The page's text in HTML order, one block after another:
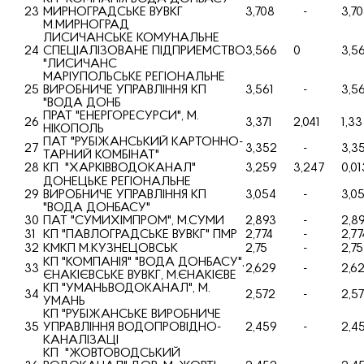
23 МИРНОГРАДСЬКЕ ВУВКГ
М.МИРНОГРАД
3,708 -
24
ЛИСИЧАНСЬКЕ КОМУНАЛЬНЕ
СПЕЦIАЛIЗОВАНЕ ПIДПРИЕМСТВО
"ЛИСИЧАНС
3,566 0
25
МАРIУПОЛЬСЬКЕ РЕГIОНАЛЬНЕ
ВИРОБНИЧЕ УПРАВЛIННЯ КП
"ВОДА ДОНБ
3,561 -
26
ПРАТ "ЕНЕРГОРЕСУРСИ", М.
НIКОПОЛЬ
3,371 2,041
1,33
27
ПАТ "РУБIЖАНСЬКИЙ КАРТОННО-
ТАРНИЙ КОМБIНАТ"
3,352 -
28 КП "ХАРКIВВОДОКАНАЛ" 3,259 3,247
29
ДОНЕЦЬКЕ РЕГIОНАЛЬНЕ
ВИРОБНИЧЕ УПРАВЛIННЯ КП
"ВОДА ДОНБАСУ"
3,054 -
30
ПАТ "СУМИХIМПРОМ", М.СУМИ 2,893 -
31
КП "ПАВЛОГРАДСЬКЕ ВУВКГ" ПМР 2,774 -
32 КМКП М.КУЗНЕЦОВСЬК 2,75 -
2,75
33 КП "КОМПАНIЯ" "ВОДА ДОНБАСУ",
ЄНАКIЄВСЬКЕ ВУВКГ, М.ЄНАКIЄВЕ
2,629 -
34 КП "УМАНЬВОДОКАНАЛ", М.
УМАНЬ
2,572 -
35
КП "РУБIЖАНСЬКЕ ВИРОБНИЧЕ
УПРАВЛIННЯ ВОДОПРОВIДНО-
КАНАЛIЗАЦI
2,459 -
КП "ЖОВТОВОДСЬКИЙ